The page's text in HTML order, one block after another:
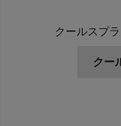
クールスプ
クー